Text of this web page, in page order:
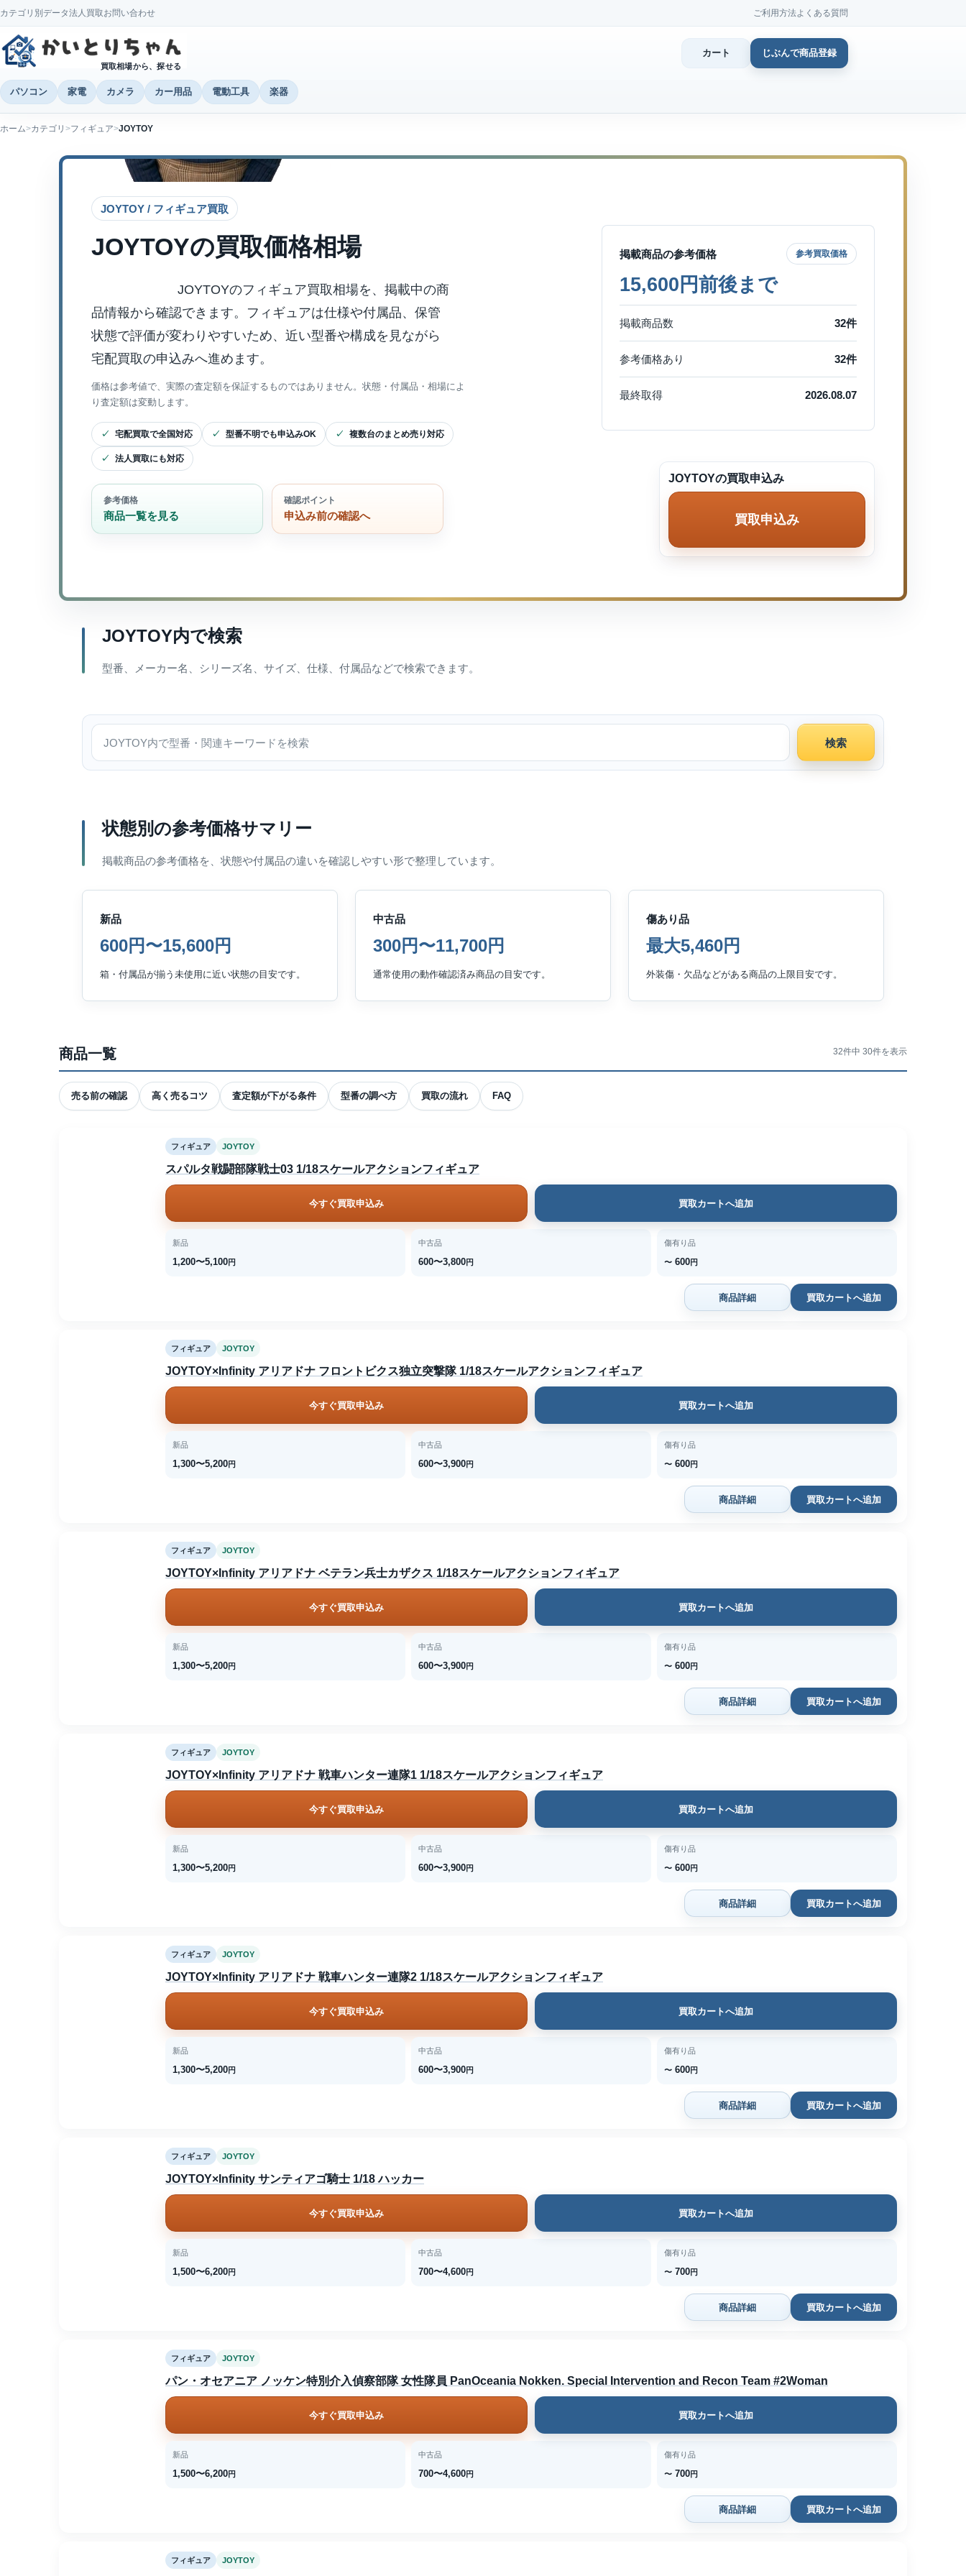
カテゴリ別データ法人買取お問い合わせ ご利用方法よくある質問
買取相場から、探せる
カート じぶんで商品登録
パソコン 家電 カメラ カー用品 電動工具 楽器
ホーム カテゴリ フィギュア JOYTOY
JOYTOY / フィギュア買取
JOYTOYの買取価格相場 掲載商品の参考価格 参考買取価格
15,600円前後まで
掲載商品数 32件
参考価格あり 32件
最終取得 2026.08.07
JOYTOYのフィギュア買取相場を、掲載中の商
品情報から確認できます。フィギュアは仕様や付属品、保管
状態で評価が変わりやすいため、近い型番や構成を見ながら
宅配買取の申込みへ進めます。
価格は参考値で、実際の査定額を保証するものではありません。状態・付属品・相場によ
り査定額は変動します。
宅配買取で全国対応 型番不明でも申込みOK 複数台のまとめ売り対応
法人買取にも対応
参考価格
商品一覧を見る
確認ポイント
申込み前の確認へ
JOYTOYの買取申込み
買取申込み
JOYTOY内で検索
型番、メーカー名、シリーズ名、サイズ、仕様、付属品などで検索できます。
JOYTOY内で検索
検索
状態別の参考価格サマリー
掲載商品の参考価格を、状態や付属品の違いを確認しやすい形で整理しています。
新品
600円〜15,600円
箱・付属品が揃う未使用に近い状態の目安です。
中古品
300円〜11,700円
通常使用の動作確認済み商品の目安です。
傷あり品
最大5,460円
外装傷・欠品などがある商品の上限目安です。
商品一覧 32件中 30件を表示
売る前の確認 高く売るコツ 査定額が下がる条件 型番の調べ方 買取の流れ FAQ
フィギュア JOYTOY
スパルタ戦闘部隊戦士03 1/18スケールアクションフィギュア
今すぐ買取申込み 買取カートへ追加
新品
1,200〜5,100円
中古品
600〜3,800円
傷有り品
〜 600円
商品詳細 買取カートへ追加
フィギュア JOYTOY
JOYTOY×Infinity アリアドナ フロントビクス独立突撃隊 1/18スケールアクションフィギュア
今すぐ買取申込み 買取カートへ追加
新品
1,300〜5,200円
中古品
600〜3,900円
傷有り品
〜 600円
商品詳細 買取カートへ追加
フィギュア JOYTOY
JOYTOY×Infinity アリアドナ ベテラン兵士カザクス 1/18スケールアクションフィギュア
今すぐ買取申込み 買取カートへ追加
新品
1,300〜5,200円
中古品
600〜3,900円
傷有り品
〜 600円
商品詳細 買取カートへ追加
フィギュア JOYTOY
JOYTOY×Infinity アリアドナ 戦車ハンター連隊1 1/18スケールアクションフィギュア
今すぐ買取申込み 買取カートへ追加
新品
1,300〜5,200円
中古品
600〜3,900円
傷有り品
〜 600円
商品詳細 買取カートへ追加
フィギュア JOYTOY
JOYTOY×Infinity アリアドナ 戦車ハンター連隊2 1/18スケールアクションフィギュア
今すぐ買取申込み 買取カートへ追加
新品
1,300〜5,200円
中古品
600〜3,900円
傷有り品
〜 600円
商品詳細 買取カートへ追加
フィギュア JOYTOY
JOYTOY×Infinity サンティアゴ騎士 1/18 ハッカー
今すぐ買取申込み 買取カートへ追加
新品
1,500〜6,200円
中古品
700〜4,600円
傷有り品
〜 700円
商品詳細 買取カートへ追加
フィギュア JOYTOY
パン・オセアニア ノッケン特別介入偵察部隊 女性隊員 PanOceania Nokken. Special Intervention and Recon Team #2Woman
今すぐ買取申込み 買取カートへ追加
新品
1,500〜6,200円
中古品
700〜4,600円
傷有り品
〜 700円
商品詳細 買取カートへ追加
フィギュア JOYTOY